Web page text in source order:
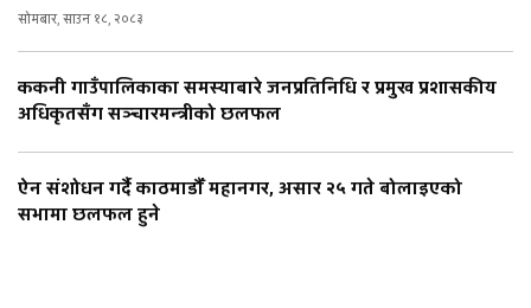
सोमबार, साउन १८, २०८३
ककनी गाउँपालिकाका समस्याबारे जनप्रतिनिधि र प्रमुख प्रशासकीय
अधिकृतसँग सञ्चारमन्त्रीको छलफल
ऐन संशोधन गर्दै काठमाडौँ महानगर, असार २५ गते बोलाइएको
सभामा छलफल हुने